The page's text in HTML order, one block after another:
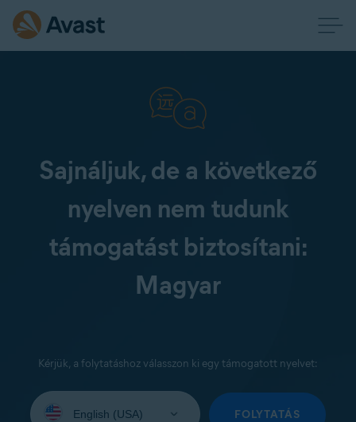
Sajnáljuk, de a következő
nyelven nem tudunk
támogatást biztosítani:
Magyar
Kérjük, a folytatáshoz válasszon ki egy támogatott nyelvet:
your
FOLYTATÁS